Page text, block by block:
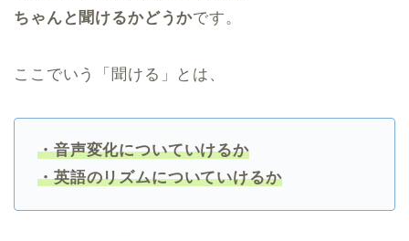
ちゃんと聞けるかどうかです。
ここでいう「聞ける」とは、
・音声変化についていけるか
・英語のリズムについていけるか